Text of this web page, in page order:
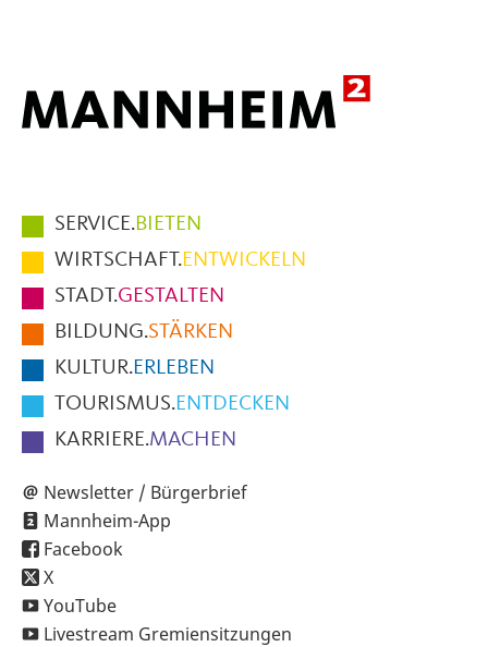
Hauptmenüpunkte
im
Fußbereich
der
Seite
SERVICE.BIETEN
WIRTSCHAFT.ENTWICKELN
STADT.GESTALTEN
BILDUNG.STÄRKEN
KULTUR.ERLEBEN
TOURISMUS.ENTDECKEN
KARRIERE.MACHEN
Newsletter / Bürgerbrief
Mannheim-App
Facebook
X
YouTube
Livestream Gremiensitzungen